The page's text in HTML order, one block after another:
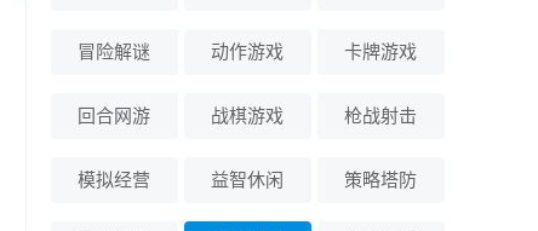
冒险解谜 动作游戏 卡牌游戏
回合网游 战棋游戏 枪战射击
模拟经营 益智休闲 策略塔防